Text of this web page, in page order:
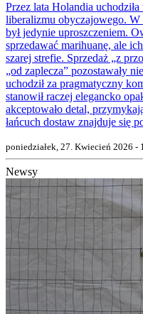
Przez lata Holandia
liberalizmu obyczajowego. W
był jedynie uproszczeniem.
sprzedawać marihuanę, ale
szarej strefie. Sprzedaż „z
„od zaplecza” pozostawały
uchodził za pragmatyczny
stanowił raczej elegancko
akceptowało detal,
łańcuch dostaw znajduje się
poniedziałek, 27. Kwiecień 2026 -
Newsy